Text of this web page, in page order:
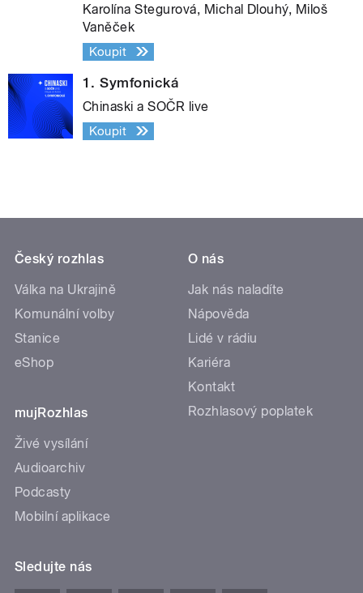
Karolína Stegurová, Michal Dlouhý, Miloš
Vaněček
Koupit
1. Symfonická
Chinaski a SOČR live
Koupit
Český rozhlas
Válka na Ukrajině
Komunální volby
Stanice
eShop
mujRozhlas
Živé vysílání
Audioarchiv
Podcasty
Mobilní aplikace
O nás
Jak nás naladíte
Nápověda
Lidé v rádiu
Kariéra
Kontakt
Rozhlasový poplatek
Sledujte nás